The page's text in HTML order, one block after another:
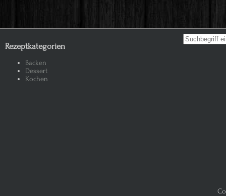
Rezeptkategorien
Backen
Dessert
Kochen
Search for: